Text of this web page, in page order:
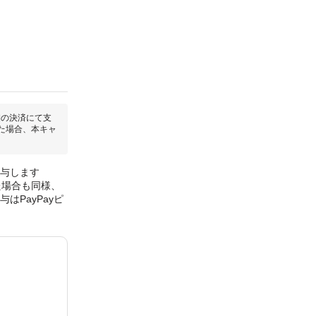
決済にて支
場合、本キャ
します
合も同様、
はPayPayピ